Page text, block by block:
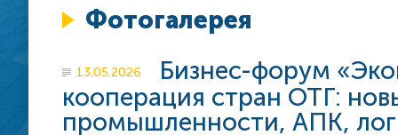
Аппарат бизнес-омбудсмена
Приказы, распоряжения
Нормативно-
О проекте
чистого листа"
Фотогалерея
13.05.2026
Бизнес-форум
кооперация стран ОТГ:
промышленности, АПК,